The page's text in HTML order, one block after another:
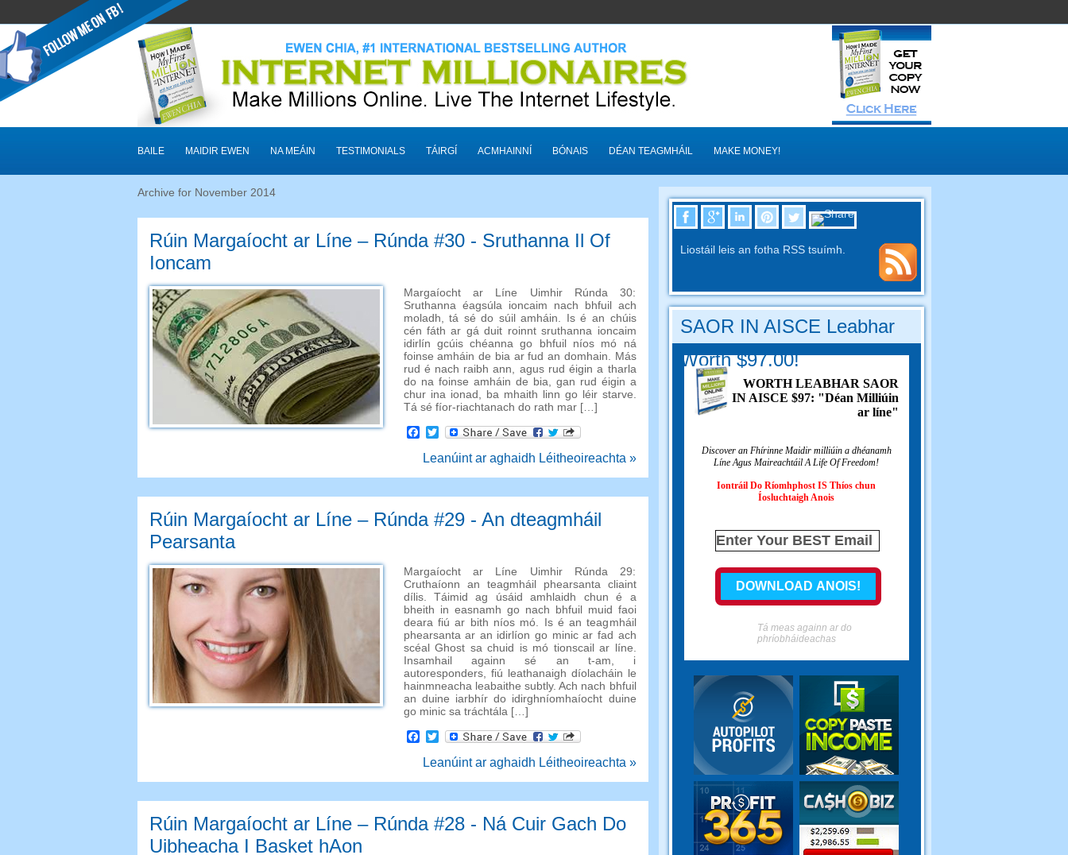
BAILE MAIDIR EWEN NA MEÁIN TESTIMONIALS TÁIRGÍ ACMHAINNÍ BÓNAIS DÉAN TEAGMHÁIL MAKE MONEY!
Archive for November2014
Rúin Margaíocht ar Líne – Rúnda #30 - Sruthanna Il Of
Ioncam
Margaíocht ar Líne Uimhir Rúnda 30:
Sruthanna éagsúla ioncaim nach bhfuil ach
moladh, tá sé do súil amháin. Is é an chúis
cén fáth ar gá duit roinnt sruthanna ioncaim
idirlín gcúis chéanna go bhfuil níos mó ná
foinse amháin de bia ar fud an domhain. Más
rud é nach raibh ann, agus rud éigin a tharla
do na foinse amháin de bia, gan rud éigin a
chur ina ionad, ba mhaith linn go léir starve.
Tá sé fíor-riachtanach do rath mar […]
Facebook
Twitter
Leanúint ar aghaidh Léitheoireachta »
Rúin Margaíocht ar Líne – Rúnda #29 - An dteagmháil
Pearsanta
Margaíocht ar Líne Uimhir Rúnda 29:
Cruthaíonn an teagmháil phearsanta cliaint
dílis. Táimid ag úsáid amhlaidh chun é a
bheith in easnamh go nach bhfuil muid faoi
deara fiú ar bith níos mó. Is é an teagmháil
phearsanta ar an idirlíon go minic ar fad ach
scéal Ghost sa chuid is mó tionscail ar líne.
Insamhail againn sé an t-am, i
autoresponders, fiú leathanaigh díolacháin le
hainmneacha leabaithe subtly. Ach nach bhfuil
an duine iarbhír do idirghníomhaíocht duine
go minic sa tráchtála […]
Facebook
Twitter
Leanúint ar aghaidh Léitheoireachta »
Rúin Margaíocht ar Líne – Rúnda #28 - Ná Cuir Gach Do
Uibheacha I Basket hAon
Liostáil leis an fotha RSS tsuímh.
SAOR IN AISCE Leabhar
Worth $97.00!
WORTH LEABHAR SAOR
IN AISCE $97: "Déan Milliúin
ar líne"
Discover an Fhírinne Maidir milliúin a dhéanamh
Líne Agus Maireachtáil A Life Of Freedom!
Iontráil Do Ríomhphost IS Thíos chun
Íosluchtaigh Anois
Tá meas againn ar do
phríobháideachas